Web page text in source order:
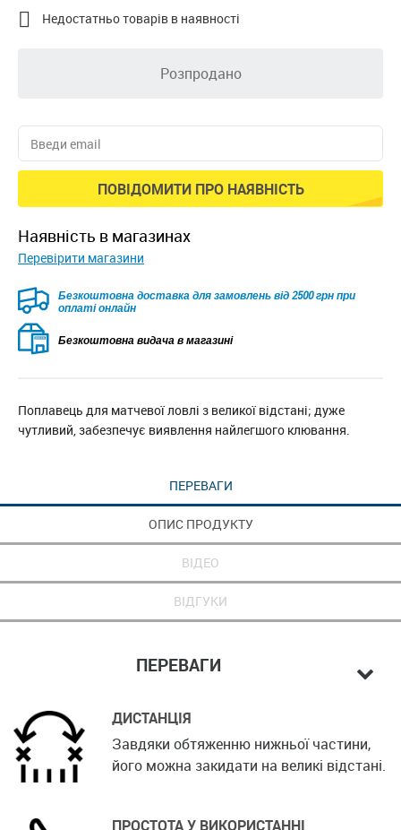
 Недостатньо товарів в наявності
Розпродано
ПОВІДОМИТИ ПРО НАЯВНІСТЬ
наявність в магазинах
Перевірити магазини
Безкоштовна доставка для замовлень від 2500 грн при
оплаті онлайн
Безкоштовна видача в магазині
Поплавець для матчевої ловлі з великої відстані; дуже
чутливий, забезпечує виявлення найлегшого клювання.
ПЕРЕВАГИ
ОПИС ПРОДУКТУ
ВІДЕО
ВІДГУКИ
ПЕРЕВАГИ
ДИСТАНЦІЯ
Завдяки обтяженню нижньої частини,
його можна закидати на великі відстані.
ПРОСТОТА У ВИКОРИСТАННІ